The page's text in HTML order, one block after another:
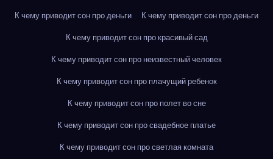
К чему приводит сон про деньги
К чему приводит сон про деньги
К чему приводит сон про красивый сад
К чему приводит сон про неизвестный человек
К чему приводит сон про плачущий ребенок
К чему приводит сон про полет во сне
К чему приводит сон про свадебное платье
К чему приводит сон про светлая комната